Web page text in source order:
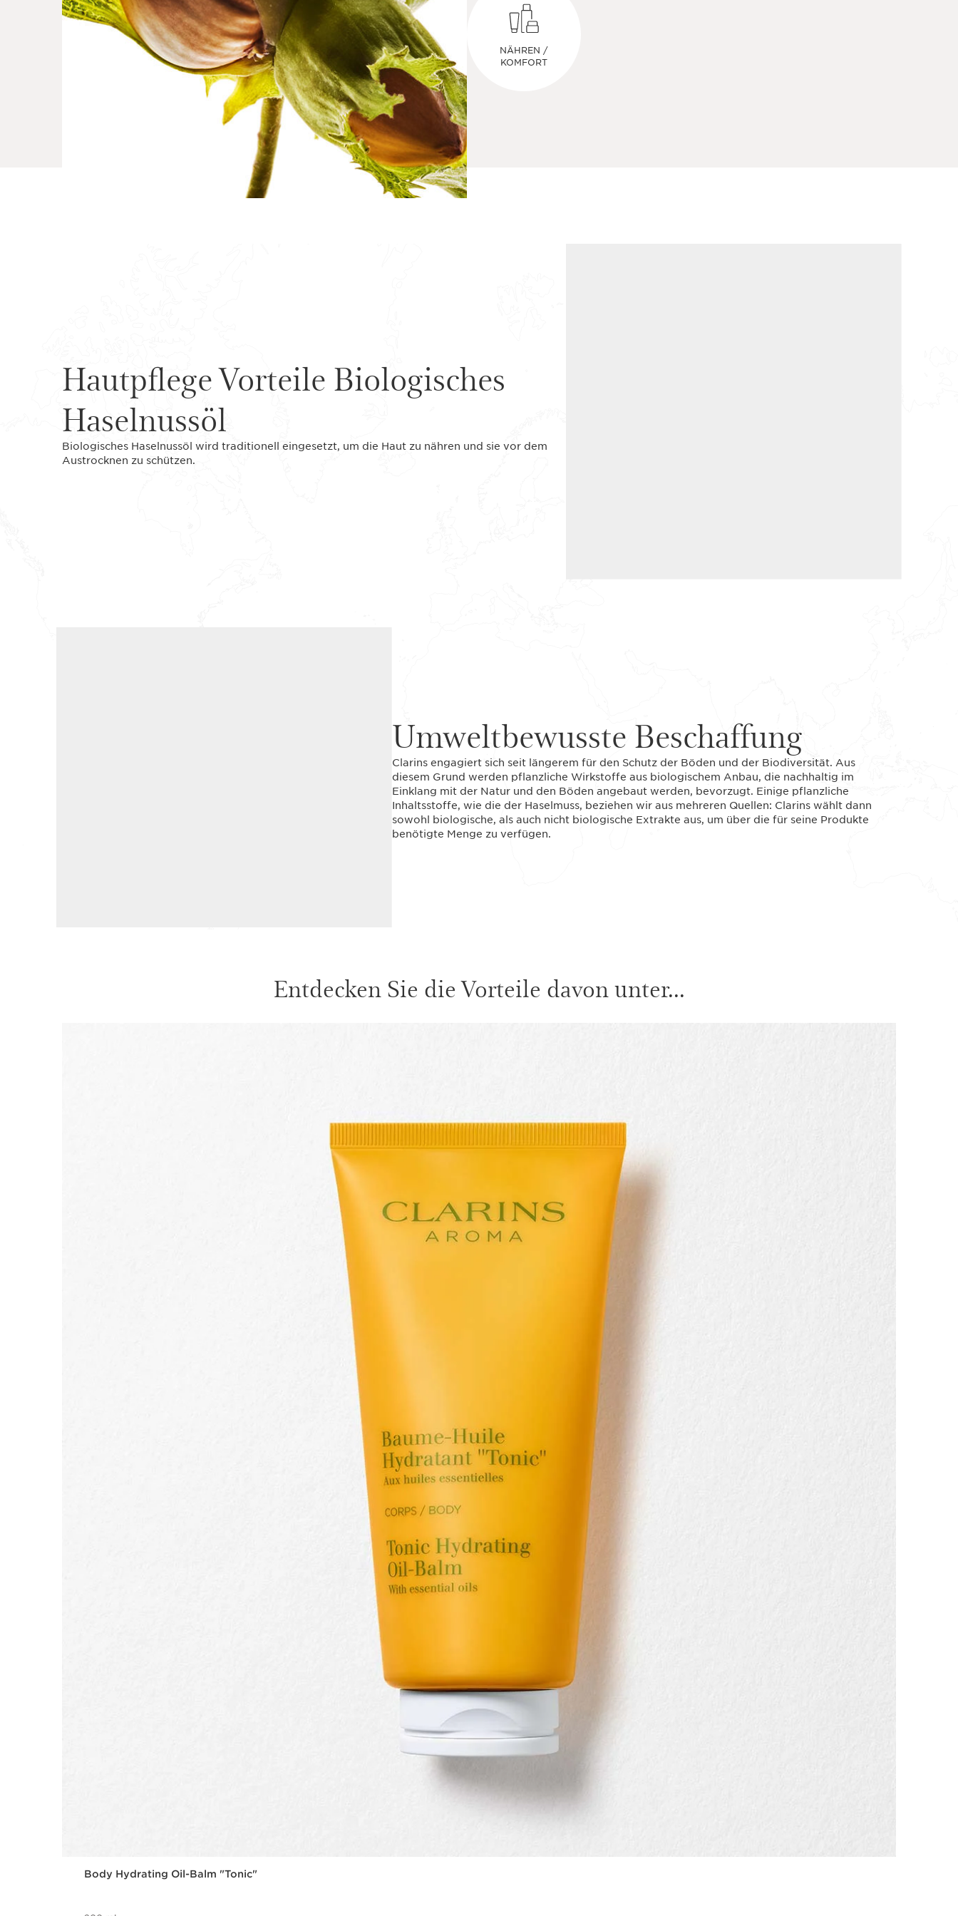
NÄHREN /
KOMFORT
Hautpflege Vorteile Biologisches
Haselnussöl
Biologisches Haselnussöl wird traditionell eingesetzt, um die Haut zu nähren und sie vor dem
Austrocknen zu schützen.
Umweltbewusste Beschaffung
Clarins engagiert sich seit längerem für den Schutz der Böden und der Biodiversität. Aus
diesem Grund werden pflanzliche Wirkstoffe aus biologischem Anbau, die nachhaltig im
Einklang mit der Natur und den Böden angebaut werden, bevorzugt. Einige pflanzliche
Inhaltsstoffe, wie die der Haselmuss, beziehen wir aus mehreren Quellen: Clarins wählt dann
sowohl biologische, als auch nicht biologische Extrakte aus, um über die für seine Produkte
benötigte Menge zu verfügen.
Entdecken Sie die Vorteile davon unter...
Body Hydrating Oil-Balm "Tonic"